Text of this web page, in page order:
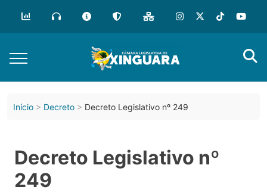
Início Decreto Decreto Legislativo nº 249
Decreto Legislativo nº
249